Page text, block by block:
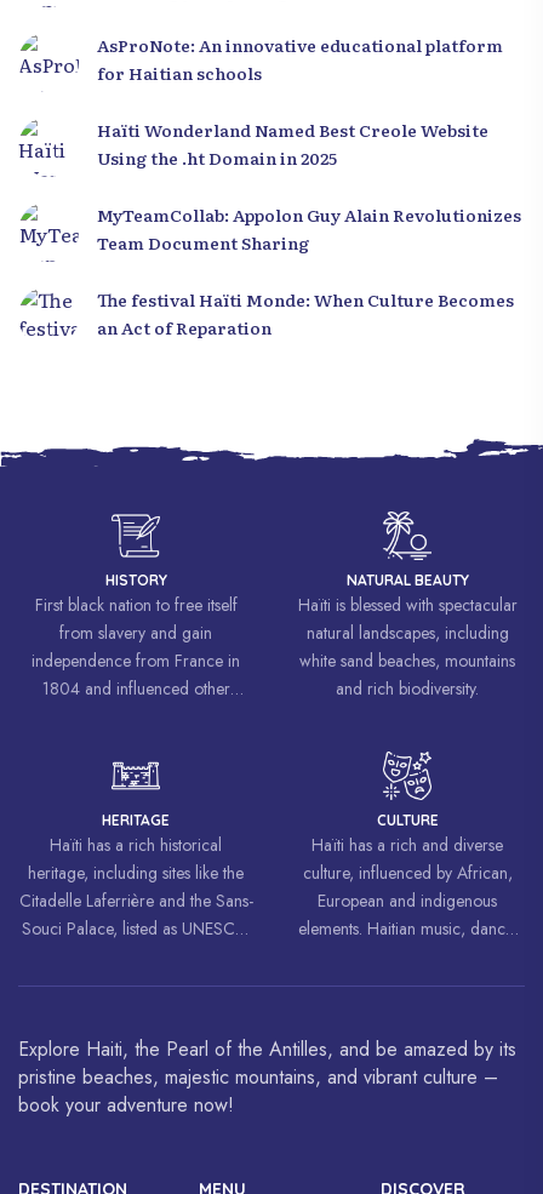
AsProNote: An innovative educational platform
for Haitian schools
Haïti Wonderland Named Best Creole Website
Using the .ht Domain in 2025
MyTeamCollab: Appolon Guy Alain Revolutionizes
Team Document Sharing
The festival Haïti Monde: When Culture Becomes
an Act of Reparation
HISTORY
First black nation to free itself
from slavery and gain
independence from France in
1804 and influenced other
freedom and equality.
NATURAL BEAUTY
Haïti is blessed with spectacular
natural landscapes, including
white sand beaches, mountains
and rich biodiversity.
HERITAGE
Haïti has a rich historical
heritage, including sites like the
Citadelle Laferrière and the Sans-
Souci Palace, listed as UNESCO
CULTURE
Haïti has a rich and diverse
culture, influenced by African,
European and indigenous
elements. Haitian music, dance,
around the world.
Explore Haiti, the Pearl of the Antilles, and be amazed by its
pristine beaches, majestic mountains, and vibrant culture –
book your adventure now!
DESTINATION MENU DISCOVER